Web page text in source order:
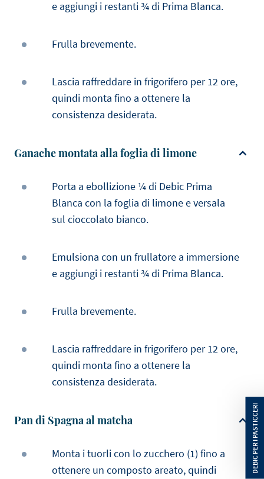
e aggiungi i restanti ¾ di Prima Blanca.
Frulla brevemente.
Lascia raffreddare in frigorifero per 12 ore,
quindi monta fino a ottenere la
consistenza desiderata.
Ganache montata alla foglia di limone
Porta a ebollizione ¼ di Debic Prima
Blanca con la foglia di limone e versala
sul cioccolato bianco.
Emulsiona con un frullatore a immersione
e aggiungi i restanti ¾ di Prima Blanca.
Frulla brevemente.
Lascia raffreddare in frigorifero per 12 ore,
quindi monta fino a ottenere la
consistenza desiderata.
Pan di Spagna al matcha
Monta i tuorli con lo zucchero (1) fino a
ottenere un composto areato, quindi